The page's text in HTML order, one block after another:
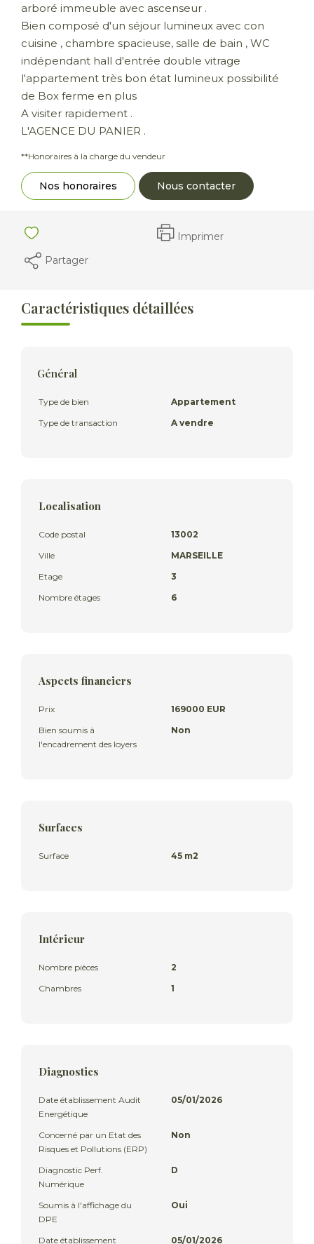
arboré immeuble avec ascenseur .
Bien composé d'un séjour lumineux avec con
cuisine , chambre spacieuse, salle de bain , WC
indépendant hall d'entrée double vitrage
l'appartement très bon état lumineux possibilité
de Box ferme en plus
A visiter rapidement .
L'AGENCE DU PANIER .
**Honoraires à la charge du vendeur
Nos honoraires Nous contacter
Imprimer
Partager
Caractéristiques détaillées
Général
Type de bien
Appartement
Type de transaction
A vendre
Localisation
Code postal
13002
Ville
MARSEILLE
Etage
3
Nombre étages
6
Aspects financiers
Prix
169000 EUR
Bien soumis à
l'encadrement des loyers
Non
Surfaces
Surface 45 m2
Intérieur
Nombre pièces
2
Chambres
1
Diagnostics
Date établissement Audit
Energétique
05/01/2026
Concerné par un Etat des
Risques et Pollutions (ERP)
Non
Diagnostic Perf.
Numérique
D
Soumis à l'affichage du
DPE
Oui
Date établissement 05/01/2026